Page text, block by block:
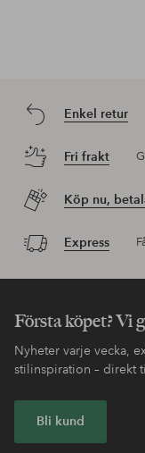
Enkel retur
Fri frakt
Köp nu,
Express
Första köpet? Vi
Nyheter varje vecka,
stilinspiration – direkt
Bli kund